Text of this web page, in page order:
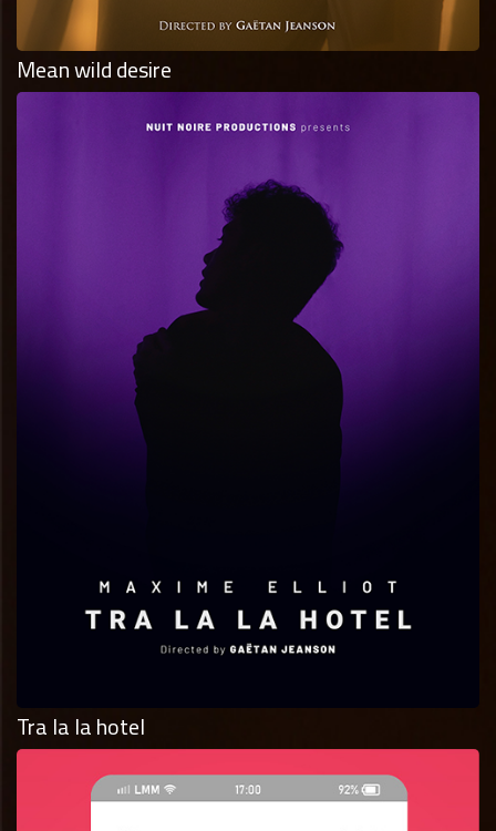
Mean wild desire
Tra la la hotel